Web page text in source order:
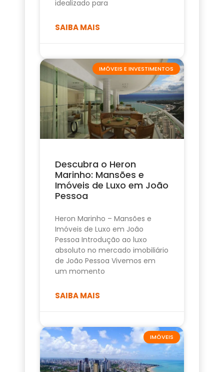
idealizado para
SAIBA MAIS
IMÓVEIS E INVESTIMENTOS
Descubra o Heron
Marinho: Mansões e
Imóveis de Luxo em João
Pessoa
Heron Marinho – Mansões e
Imóveis de Luxo em João
Pessoa Introdução ao luxo
absoluto no mercado imobiliário
de João Pessoa Vivemos em
um momento
SAIBA MAIS
IMÓVEIS